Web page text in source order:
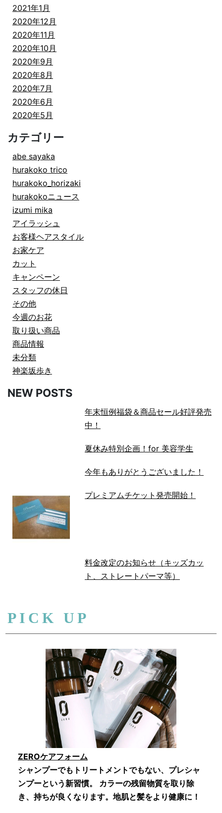
2021年1月
2020年12月
2020年11月
2020年10月
2020年9月
2020年8月
2020年7月
2020年6月
2020年5月
カテゴリー
abe sayaka
hurakoko trico
hurakoko_horizaki
hurakokoニュース
izumi mika
アイラッシュ
お客様ヘアスタイル
お家ケア
カット
キャンペーン
スタッフの休日
その他
今週のお花
取り扱い商品
商品情報
未分類
神楽坂歩き
NEW POSTS
年末恒例福袋＆商品セール好評発売
中！
夏休み特別企画！for 美容学生
今年もありがとうございました！
プレミアムチケット発売開始！
料金改定のお知らせ（キッズカッ
ト、ストレートパーマ等）
PICK UP
ZEROケアフォーム
シャンプーでもトリートメントでもない、プレシャ
ンプーという新習慣。 カラーの残留物質を取り除
き、持ちが良くなります。地肌と髪をより健康に！